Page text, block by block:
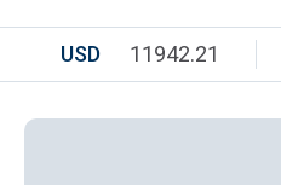
USD 11942.21